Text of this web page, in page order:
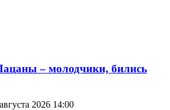
– молодчики, бились
2026 14:00